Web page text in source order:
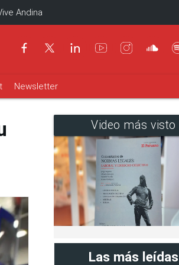
Andina
Newsletter
Video más visto
Las más leídas